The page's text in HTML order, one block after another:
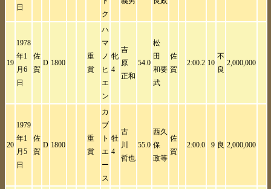
日
ク
19
1978
年1
月6
日
佐
賀
D 1800
重
賞
ハ
マ
ノ
ヒ
エ
ン
牝
4
吉
原
正和
54.0
松
田
和要
武
佐
賀
2:00.2 10
不
良
2,000,000
20
1979
年1
月5
日
佐
賀
D 1800
重
賞
カ
ブ
ト
エ
ー
ス
牡
4
古
川
哲也
55.0
西久
保
政等
佐
賀
2:00.0 9 良 2,000,000